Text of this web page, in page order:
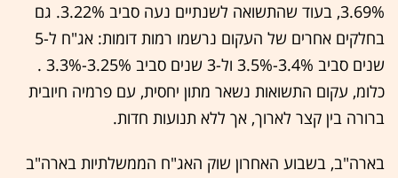
3.69%, בעוד שהתשואה לשנתיים נעה סביב 3.22%. גם
בחלקים אחרים של העקום נרשמו רמות דומות: אג"ח ל-5
שנים סביב 3.4%-3.5% ול-3 שנים סביב 3.25%-3.3% .
כלומ, עקום התשואות נשאר מתון יחסית, עם פרמיה חיובית
ברורה בין קצר לארוך, אך ללא תנועות חדות.
בארה"ב, בשבוע האחרון שוק האג"ח הממשלתיות בארה"ב